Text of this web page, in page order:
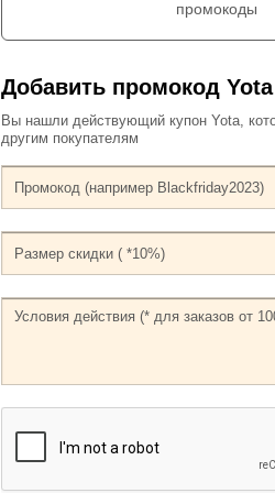
промокоды
Добавить промокод Yota
Вы нашли действующий купон Yota,
другим покупателям